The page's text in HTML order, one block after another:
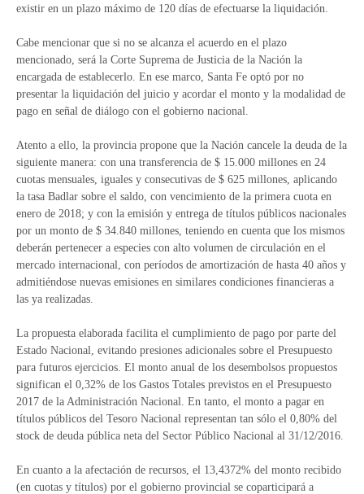
existir en un plazo máximo de 120 días de efectuarse la liquidación.
Cabe mencionar que si no se alcanza el acuerdo en el plazo
mencionado, será la Corte Suprema de Justicia de la Nación la
encargada de establecerlo. En ese marco, Santa Fe optó por no
presentar la liquidación del juicio y acordar el monto y la modalidad de
pago en señal de diálogo con el gobierno nacional.
Atento a ello, la provincia propone que la Nación cancele la deuda de la
siguiente manera: con una transferencia de $ 15.000 millones en 24
cuotas mensuales, iguales y consecutivas de $ 625 millones, aplicando
la tasa Badlar sobre el saldo, con vencimiento de la primera cuota en
enero de 2018; y con la emisión y entrega de títulos públicos nacionales
por un monto de $ 34.840 millones, teniendo en cuenta que los mismos
deberán pertenecer a especies con alto volumen de circulación en el
mercado internacional, con períodos de amortización de hasta 40 años y
admitiéndose nuevas emisiones en similares condiciones financieras a
las ya realizadas.
La propuesta elaborada facilita el cumplimiento de pago por parte del
Estado Nacional, evitando presiones adicionales sobre el Presupuesto
para futuros ejercicios. El monto anual de los desembolsos propuestos
significan el 0,32% de los Gastos Totales previstos en el Presupuesto
2017 de la Administración Nacional. En tanto, el monto a pagar en
títulos públicos del Tesoro Nacional representan tan sólo el 0,80% del
stock de deuda pública neta del Sector Público Nacional al 31/12/2016.
En cuanto a la afectación de recursos, el 13,4372% del monto recibido
(en cuotas y títulos) por el gobierno provincial se coparticipará a